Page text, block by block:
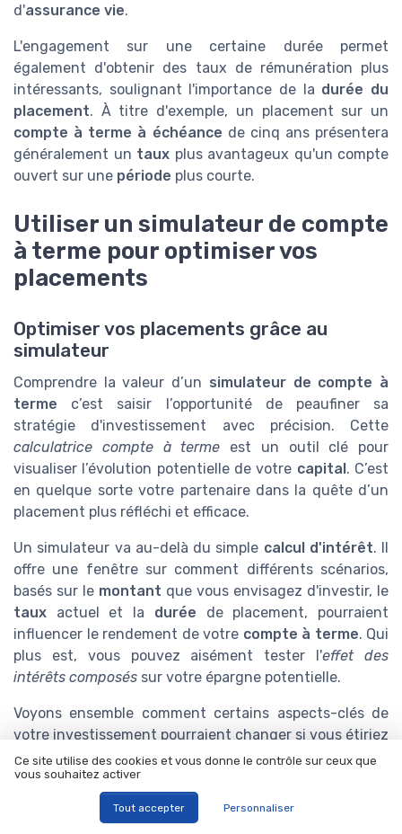
d'assurance vie.
L'engagement sur une certaine durée permet
également d'obtenir des taux de rémunération plus
intéressants, soulignant l'importance de la durée du
placement. À titre d'exemple, un placement sur un
compte à terme à échéance de cinq ans présentera
généralement un taux plus avantageux qu'un compte
ouvert sur une période plus courte.
Utiliser un simulateur de compte
à terme pour optimiser vos
placements
Optimiser vos placements grâce au
simulateur
Comprendre la valeur d’un simulateur de compte à
terme c’est saisir l’opportunité de peaufiner sa
stratégie d'investissement avec précision. Cette
calculatrice compte à terme est un outil clé pour
visualiser l’évolution potentielle de votre capital. C’est
en quelque sorte votre partenaire dans la quête d’un
placement plus réfléchi et efficace.
Un simulateur va au-delà du simple calcul d'intérêt. Il
offre une fenêtre sur comment différents scénarios,
basés sur le montant que vous envisagez d'investir, le
taux actuel et la durée de placement, pourraient
influencer le rendement de votre compte à terme. Qui
plus est, vous pouvez aisément tester l'effet des
intérêts composés sur votre épargne potentielle.
Voyons ensemble comment certains aspects-clés de
votre investissement pourraient changer si vous étiriez
lapériodede quelques années, ou si vous décidiez
d'augmenter lecapital initial
moyen efficace de visualiser l'impact d’un
progressif sur le
Ce site utilise des cookies et vous donne le contrôle sur ceux que
vous souhaitez activer
Tout accepter Personnaliser